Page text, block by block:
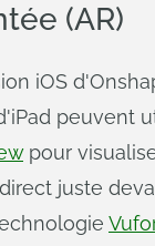
(AR)
iOS
peuvent
pour
juste